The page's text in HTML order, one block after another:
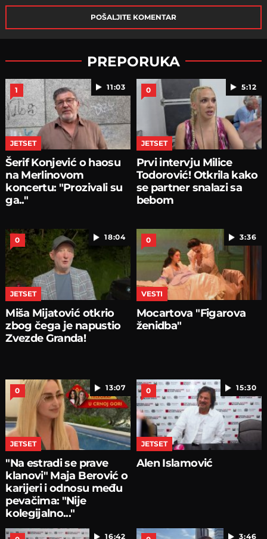
POŠALJITE KOMENTAR
PREPORUKA
11:03
1
JETSET
Šerif Konjević o haosu
na Merlinovom
koncertu: "Prozivali su
ga.."
5:12
0
JETSET
Prvi intervju Milice
Todorović! Otkrila kako
se partner snalazi sa
bebom
18:04
0
JETSET
Miša Mijatović otkrio
zbog čega je napustio
Zvezde Granda!
3:36
0
VESTI
Mocartova "Figarova
ženidba"
13:07
0
JETSET
"Na estradi se prave
klanovi" Maja Berović o
karijeri i odnosu među
pevačima: "Nije
kolegijalno..."
15:30
0
JETSET
Alen Islamović
16:42 3:46